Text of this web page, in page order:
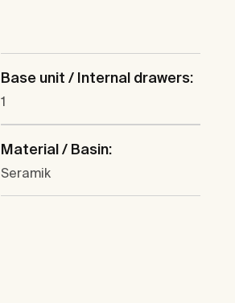
Base unit / Internal drawers:
1
Material / Basin:
Seramik